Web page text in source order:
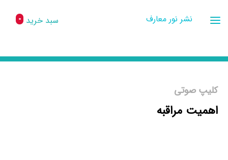
نشر نور معارف سبد خرید 0
کلیپ صوتی
اهمیت مراقبه